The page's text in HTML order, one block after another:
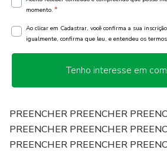
momento. *
Ao clicar em Cadastrar, você confirma a sua
igualmente, confirma que leu, e entendeu os
Tenho interesse em
PREENCHER PREENCHER
PREENCHER PREENCHER
PREENCHER PREENCHER